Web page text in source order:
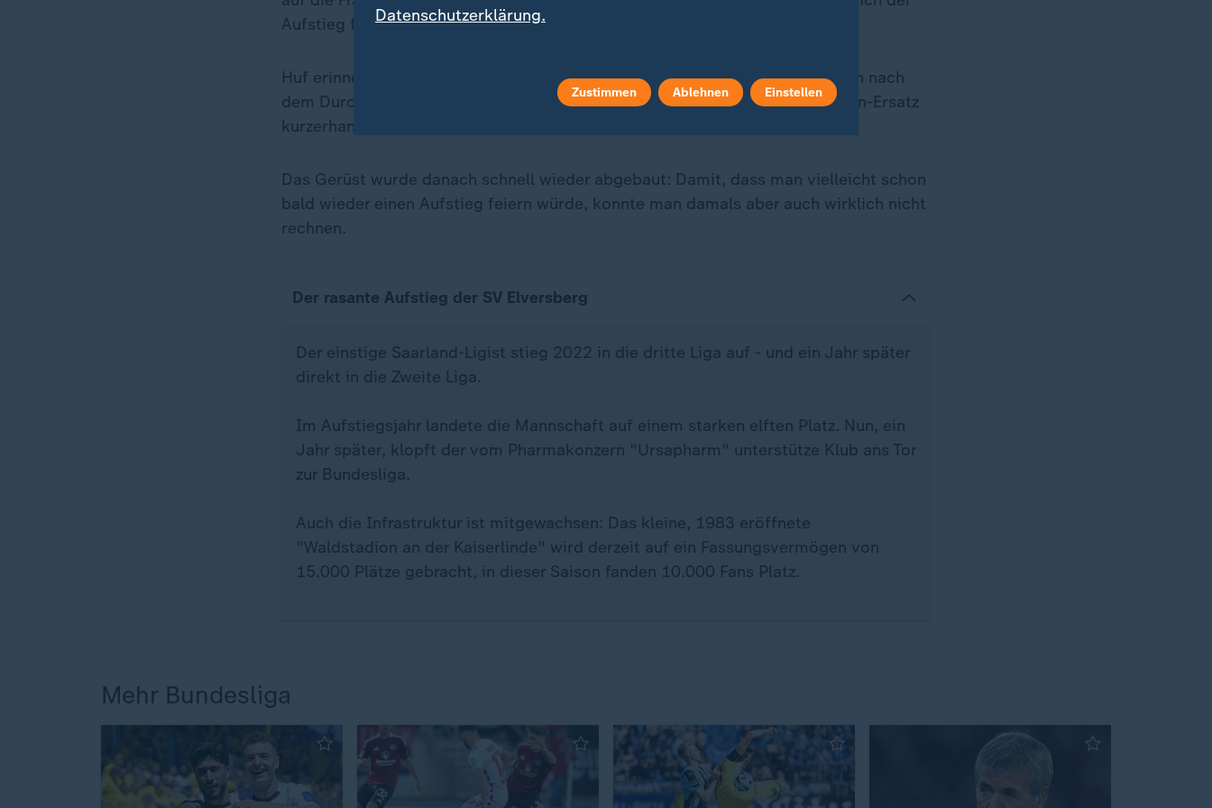
Aufstieg feststünde. Einen Rathaus-Balkon gibt es nämlich nicht.
Huf erinnert ganz nonchalant an die letzte Aufstiegsfeier, die vor zwei Jahren nach
dem Durchmarsch aus der Dritten Liga anstand. Man hatte damals als Balkon-Ersatz
kurzerhand ein Baugerüst aufbauen lassen. Und die Party konnten steigen.
Das Gerüst wurde danach schnell wieder abgebaut: Damit, dass man vielleicht schon
bald wieder einen Aufstieg feiern würde, konnte man damals aber auch wirklich nicht
rechnen.
Der rasante Aufstieg der SV Elversberg
Der einstige Saarland-Ligist stieg 2022 in die dritte Liga auf - und ein Jahr später
direkt in die Zweite Liga.
Im Aufstiegsjahr landete die Mannschaft auf einem starken elften Platz. Nun, ein
Jahr später, klopft der vom Pharmakonzern "Ursapharm" unterstütze Klub ans Tor
zur Bundesliga.
Auch die Infrastruktur ist mitgewachsen: Das kleine, 1983 eröffnete
"Waldstadion an der Kaiserlinde" wird derzeit auf ein Fassungsvermögen von
15.000 Plätze gebracht, in dieser Saison fanden 10.000 Fans Platz.
Mehr Bundesliga
Datenschutzerklärung.
Zustimmen Ablehnen Einstellen